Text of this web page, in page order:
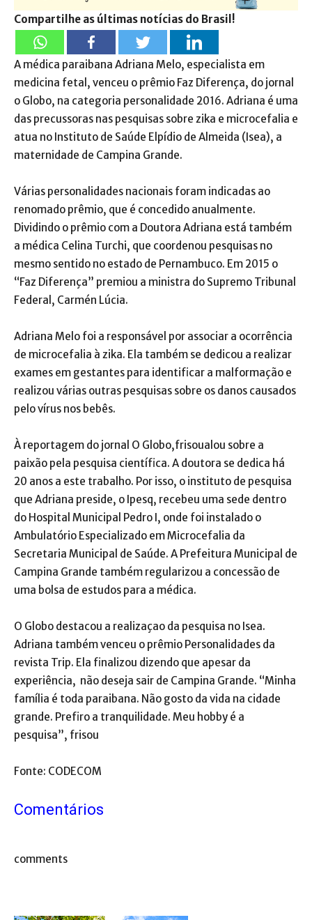
Compartilhe as últimas notícias do Brasil!
A médica paraibana Adriana Melo, especialista em
medicina fetal, venceu o prêmio Faz Diferença, do jornal
o Globo, na categoria personalidade 2016. Adriana é uma
das precussoras nas pesquisas sobre zika e microcefalia e
atua no Instituto de Saúde Elpídio de Almeida (Isea), a
maternidade de Campina Grande.
Várias personalidades nacionais foram indicadas ao
renomado prêmio, que é concedido anualmente.
Dividindo o prêmio com a Doutora Adriana está também
a médica Celina Turchi, que coordenou pesquisas no
mesmo sentido no estado de Pernambuco. Em 2015 o
“Faz Diferença” premiou a ministra do Supremo Tribunal
Federal, Carmén Lúcia.
Adriana Melo foi a responsável por associar a ocorrência
de microcefalia à zika. Ela também se dedicou a realizar
exames em gestantes para identificar a malformação e
realizou várias outras pesquisas sobre os danos causados
pelo vírus nos bebês.
À reportagem do jornal O Globo,frisoualou sobre a
paixão pela pesquisa científica. A doutora se dedica há
20 anos a este trabalho. Por isso, o instituto de pesquisa
que Adriana preside, o Ipesq, recebeu uma sede dentro
do Hospital Municipal Pedro I, onde foi instalado o
Ambulatório Especializado em Microcefalia da
Secretaria Municipal de Saúde. A Prefeitura Municipal de
Campina Grande também regularizou a concessão de
uma bolsa de estudos para a médica.
O Globo destacou a realizaçao da pesquisa no Isea.
Adriana também venceu o prêmio Personalidades da
revista Trip. Ela finalizou dizendo que apesar da
experiência, não deseja sair de Campina Grande. “Minha
família é toda paraibana. Não gosto da vida na cidade
grande. Prefiro a tranquilidade. Meu hobby é a
pesquisa”, frisou
Fonte: CODECOM
Comentários
comments